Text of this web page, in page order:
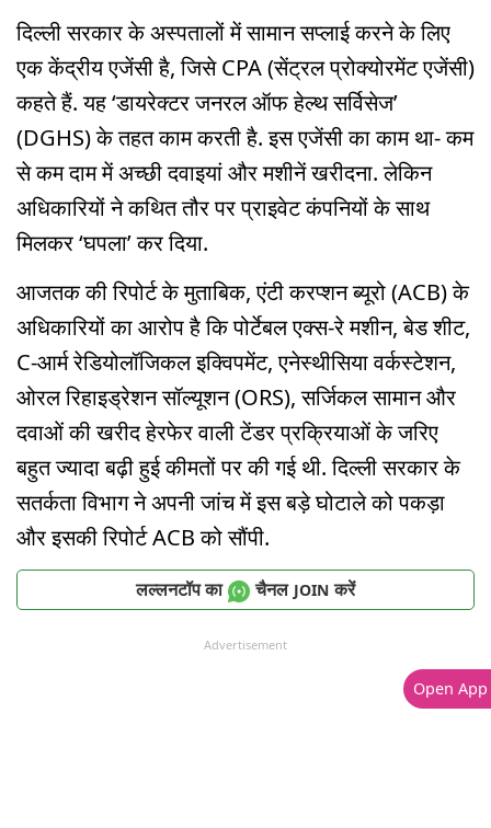
दिल्ली सरकार के अस्पतालों में सामान सप्लाई करने के लिए
एक केंद्रीय एजेंसी है, जिसे CPA (सेंट्रल प्रोक्योरमेंट एजेंसी)
कहते हैं. यह ‘डायरेक्टर जनरल ऑफ हेल्थ सर्विसेज’
(DGHS) के तहत काम करती है. इस एजेंसी का काम था- कम
से कम दाम में अच्छी दवाइयां और मशीनें खरीदना. लेकिन
अधिकारियों ने कथित तौर पर प्राइवेट कंपनियों के साथ
मिलकर ‘घपला’ कर दिया.
आजतक की रिपोर्ट के मुताबिक, एंटी करप्शन ब्यूरो (ACB) के
अधिकारियों का आरोप है कि पोर्टेबल एक्स-रे मशीन, बेड शीट,
C-आर्म रेडियोलॉजिकल इक्विपमेंट, एनेस्थीसिया वर्कस्टेशन,
ओरल रिहाइड्रेशन सॉल्यूशन (ORS), सर्जिकल सामान और
दवाओं की खरीद हेरफेर वाली टेंडर प्रक्रियाओं के जरिए
बहुत ज्यादा बढ़ी हुई कीमतों पर की गई थी. दिल्ली सरकार के
सतर्कता विभाग ने अपनी जांच में इस बड़े घोटाले को पकड़ा
और इसकी रिपोर्ट ACB को सौंपी.
लल्लनटॉप का चैनल JOIN करें
Advertisement
Open App